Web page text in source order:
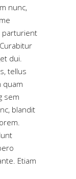
nunc,
parturient
dui.
tellus
quam
sem
blandit
Etiam